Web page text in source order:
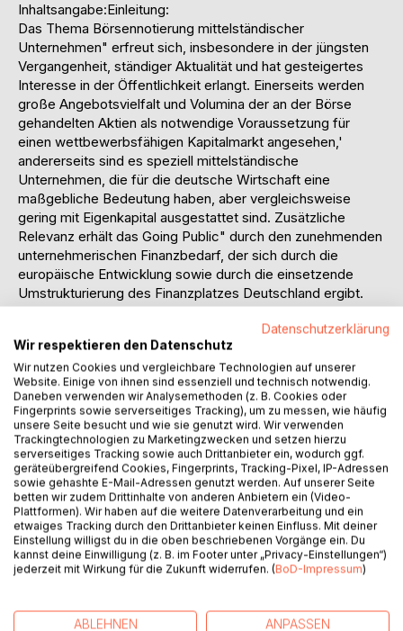
Inhaltsangabe:Einleitung:
Das Thema Börsennotierung mittelständischer
Unternehmen" erfreut sich, insbesondere in der jüngsten
Vergangenheit, ständiger Aktualität und hat gesteigertes
Interesse in der Öffentlichkeit erlangt. Einerseits werden
große Angebotsvielfalt und Volumina der an der Börse
gehandelten Aktien als notwendige Voraussetzung für
einen wettbewerbsfähigen Kapitalmarkt angesehen,'
andererseits sind es speziell mittelständische
Unternehmen, die für die deutsche Wirtschaft eine
maßgebliche Bedeutung haben, aber vergleichsweise
gering mit Eigenkapital ausgestattet sind. Zusätzliche
Relevanz erhält das Going Public" durch den zunehmenden
unternehmerischen Finanzbedarf, der sich durch die
europäische Entwicklung sowie durch die einsetzende
Umstrukturierung des Finanzplatzes Deutschland ergibt.
Die vorliegende Arbeit wird nach einer kurzen Erläuterung
der Ausgangslage die Situation aktueller und potentieller
börsennotierter mittelständischer Unternehmen,
insbesondere an der Rheinisch-Westfälischen Börse zu
Düsseldorf, darstellen, woran sich im dritten Kapitel eine
Analyse möglicher Ausweitungsmöglichkeiten anschließt.
Die Termini Going Public", Gang an die Börse" und
Neuemission" werden im folgenden synonym verwendet
und beschreiben den Vorgang der erstmaligen Plazierung
von Aktien beim Anlegerpublikum in Verbindung mit der
Börseneinführung.
Eingeschlossen ist ein im Vorfeld u.U. notwendiger
Rechtsformwechsel, da unterstellt wird, daß der Gang an
die Börse in der Rechtsform einer Aktiengesellschaft
Jahren diskutierten Möglichkeit des börsenmäßigen
Datenschutzerklärung
Wir respektieren den Datenschutz
Wir nutzen Cookies und vergleichbare Technologien auf unserer
Website. Einige von ihnen sind essenziell und technisch notwendig.
Daneben verwenden wir Analysemethoden (z. B. Cookies oder
Fingerprints sowie serverseitiges Tracking), um zu messen, wie häufig
unsere Seite besucht und wie sie genutzt wird. Wir verwenden
Trackingtechnologien zu Marketingzwecken und setzen hierzu
serverseitiges Tracking sowie auch Drittanbieter ein, wodurch ggf.
geräteübergreifend Cookies, Fingerprints, Tracking-Pixel, IP-Adressen
sowie gehashte E-Mail-Adressen genutzt werden. Auf unserer Seite
betten wir zudem Drittinhalte von anderen Anbietern ein (Video-
Plattformen). Wir haben auf die weitere Datenverarbeitung und ein
etwaiges Tracking durch den Drittanbieter keinen Einfluss. Mit deiner
Einstellung willigst du in die oben beschriebenen Vorgänge ein. Du
kannst deine Einwilligung (z. B. im Footer unter „Privacy-Einstellungen“)
jederzeit mit Wirkung für die Zukunft widerrufen. (BoD-Impressum)
ABLEHNEN ANPASSEN